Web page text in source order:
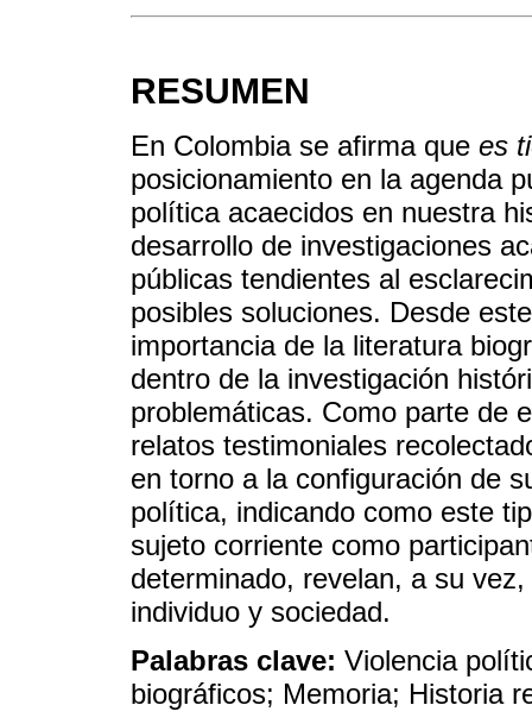
RESUMEN
En Colombia se afirma que es
posicionamiento en la agenda
política acaecidos en nuestra
desarrollo de investigaciones
públicas tendientes al
posibles soluciones. Desde
importancia de la literatura
dentro de la investigación
problemáticas. Como parte de
relatos testimoniales
en torno a la configuración de
política, indicando como este
sujeto corriente como
determinado, revelan, a su
individuo y sociedad.
Palabras clave: Violencia
biográficos; Memoria; Historia